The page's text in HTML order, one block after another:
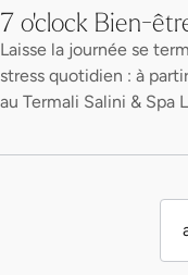
7 o'clock Bien-
Laisse la journée se
stress quotidien : à
au Termali Salini & Spa